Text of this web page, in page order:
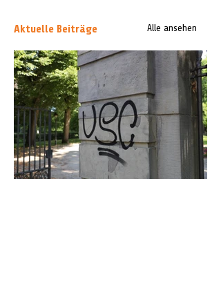
Aktuelle Beiträge Alle ansehen